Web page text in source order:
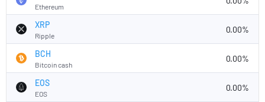
Ethereum
XRP
Ripple
0.00%
BCH
Bitcoin cash
0.00%
EOS
EOS
0.00%